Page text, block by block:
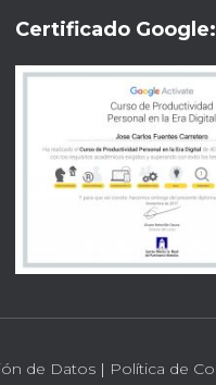
Certificado Google:
de Datos | Política de